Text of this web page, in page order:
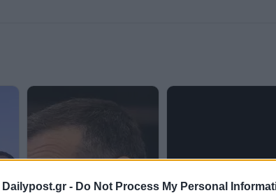
Dailypost.gr - Do Not Process My Personal